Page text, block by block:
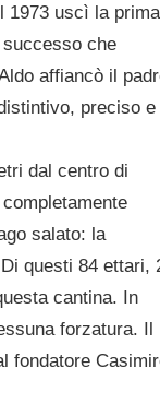
1973 uscì la prima
che
affiancò il
preciso e
dal centro di
salato: la
questi 84 ettari,
cantina. In
forzatura. Il
fondatore